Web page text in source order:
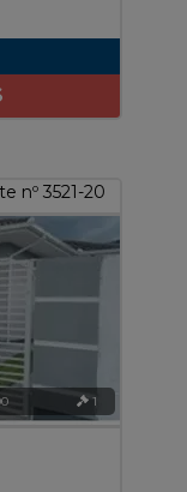
nº 3521-20
1